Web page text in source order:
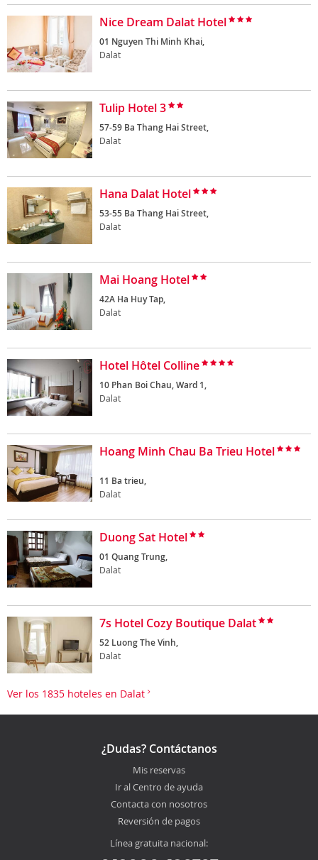
Nice Dream Dalat Hotel
01 Nguyen Thi Minh Khai,
Dalat
Tulip Hotel 3
57-59 Ba Thang Hai Street,
Dalat
Hana Dalat Hotel
53-55 Ba Thang Hai Street,
Dalat
Mai Hoang Hotel
42A Ha Huy Tap,
Dalat
Hotel Hôtel Colline
10 Phan Boi Chau, Ward 1,
Dalat
Hoang Minh Chau Ba Trieu Hotel
11 Ba trieu,
Dalat
Duong Sat Hotel
01 Quang Trung,
Dalat
7s Hotel Cozy Boutique Dalat
52 Luong The Vinh,
Dalat
Ver los 1835 hoteles en Dalat
¿Dudas? Contáctanos
Mis reservas
Ir al Centro de ayuda
Contacta con nosotros
Reversión de pagos
Línea gratuita nacional: